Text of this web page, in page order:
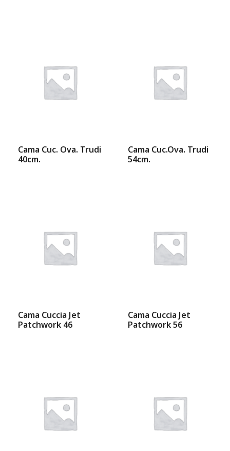
Cama Cuc. Ova. Trudi
40cm.
Cama Cuc.Ova. Trudi
54cm.
Cama Cuccia Jet
Patchwork 46
Cama Cuccia Jet
Patchwork 56